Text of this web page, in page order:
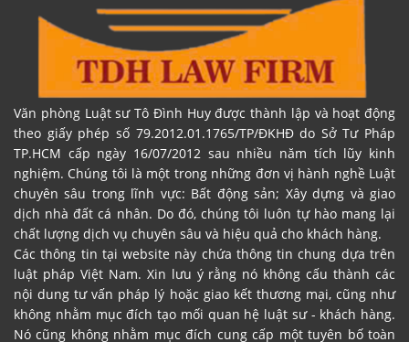
Văn phòng Luật sư Tô Đình Huy được thành lập và hoạt động
theo giấy phép số 79.2012.01.1765/TP/ĐKHĐ do Sở Tư Pháp
TP.HCM cấp ngày 16/07/2012 sau nhiều năm tích lũy kinh
nghiệm. Chúng tôi là một trong những đơn vị hành nghề Luật
chuyên sâu trong lĩnh vực: Bất động sản; Xây dựng và giao
dịch nhà đất cá nhân. Do đó, chúng tôi luôn tự hào mang lại
chất lượng dịch vụ chuyên sâu và hiệu quả cho khách hàng.
Các thông tin tại website này chứa thông tin chung dựa trên
luật pháp Việt Nam. Xin lưu ý rằng nó không cấu thành các
nội dung tư vấn pháp lý hoặc giao kết thương mại, cũng như
không nhằm mục đích tạo mối quan hệ luật sư - khách hàng.
Nó cũng không nhằm mục đích cung cấp một tuyên bố toàn